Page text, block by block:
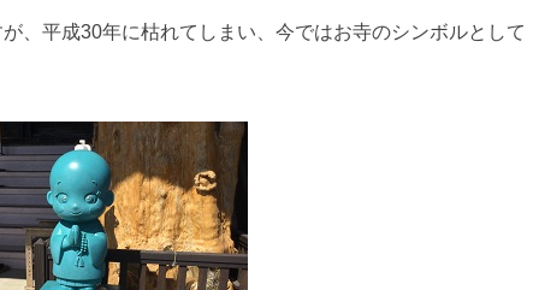
、平成30年に枯れてしまい、今ではお寺のシンボルとして